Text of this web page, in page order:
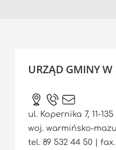
URZĄD GMINY
ul. Kopernika 7, 11-
woj. warmińsko-
tel. 89 532 44 50 | fax.